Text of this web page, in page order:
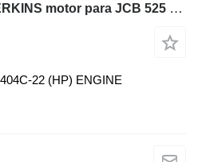
Perkins 404C-22 (HP) PERKINS motor para JCB 525 cargadora telescópica
22 (HP) ENGINE